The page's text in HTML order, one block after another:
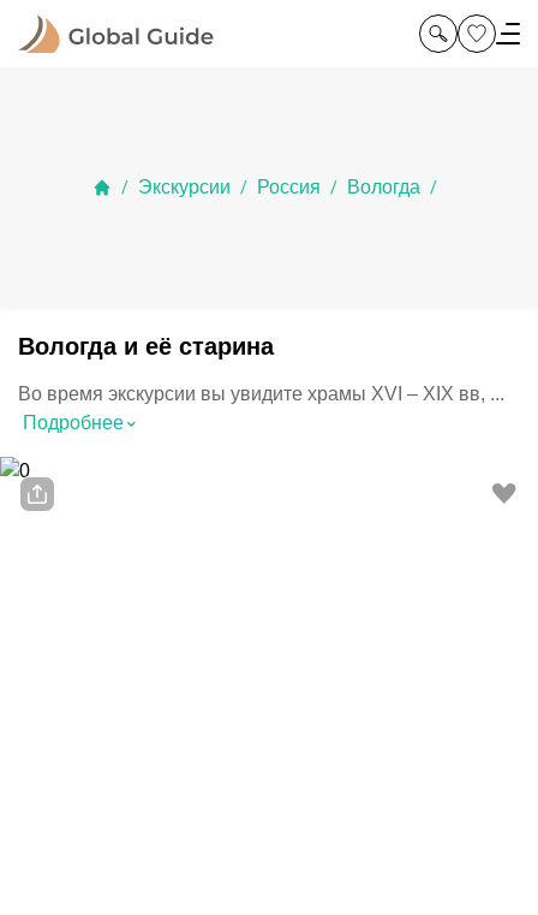
/ Экскурсии / Россия / Вологда /
Вологда и её старина
Во время экскурсии вы увидите храмы XVI – XIX вв, ...
Подробнее⌃